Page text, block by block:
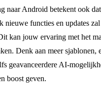
naar Android betekent ook
nieuwe functies en updates
kan jouw ervaring met het
Denk aan meer sjablonen,
geavanceerdere AI-
boost geven.